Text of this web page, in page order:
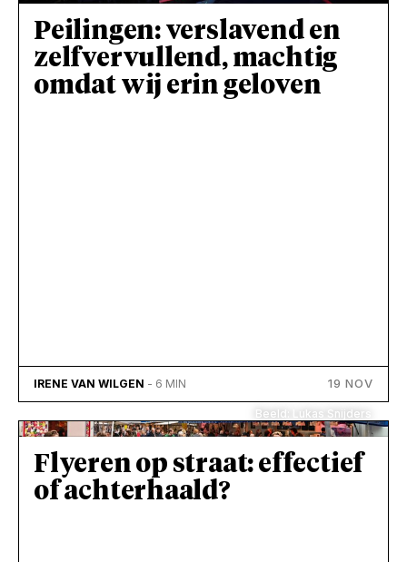
Peilingen: verslavend en
zelfvervullend, machtig
omdat wij erin geloven
IRENE VAN WILGEN - 6 MIN 19 NOV
Beeld: Lukas Snijders
Flyeren op straat: effectief
of achterhaald?